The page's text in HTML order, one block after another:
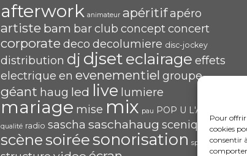
Pour offrir
cookies
consentir
afterwork animateur apéritifapéro
artiste bam barclub conceptconcert
corporate deco decolumiere disc-jockey
distribution dj djset eclairage effets
electrique en evenementiel groupe
géant haug led live lumiere
mariage mise mix pau POP U L'AIR
qualité radio sascha saschahaug scenique
scènesoiréesonorisation spécialiste